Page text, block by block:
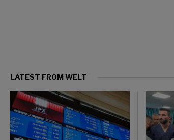
LATEST FROM WELT